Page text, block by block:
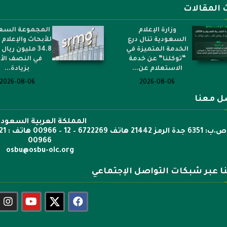
المقالات
وزارة الإعلام
السعودية تنال درع
الخدمة المتميزة في
“توكلنا” عن خدمة
الاستعلام عن...
2026-08-06
المجموعة
للأبحاث
34.8 مليون
في النصف
بزيادة...
08-06
معنا
المملكة العربية
00966
osbu@osbu-oic.org
عبر شبكات التواصل الإجتماعي